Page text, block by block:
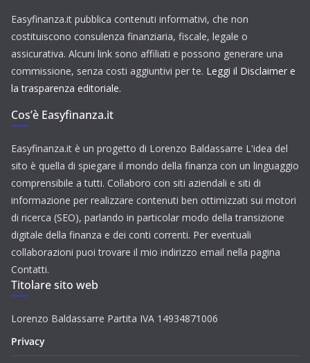
Easyfinanza.it pubblica contenuti informativi, che non
costituiscono consulenza finanziaria, fiscale, legale o
assicurativa. Alcuni link sono affiliati e possono generare una
commissione, senza costi aggiuntivi per te. Leggi il Disclaimer e
la trasparenza editoriale.
Cos’è Easyfinanza.it
Easyfinanza.it è un progetto di Lorenzo Baldassarre L'idea del
sito è quella di spiegare il mondo della finanza con un linguaggio
comprensibile a tutti. Collaboro con siti aziendali e siti di
informazione per realizzare contenuti ben ottimizzati sui motori
di ricerca (SEO), parlando in particolar modo della transizione
digitale della finanza e dei conti correnti. Per eventuali
collaborazioni puoi trovare il mio indirizzo email nella pagina
Contatti.
Titolare sito web
Lorenzo Baldassarre Partita IVA 14934871006
Privacy